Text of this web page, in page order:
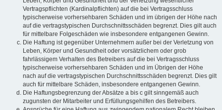
Vertragspflichten (Kardinalpflichten) auf die bei Vertragsschluss
typischerweise vorhersehbaren Schäden und im übrigen der Höhe nach
auf die vertragstypischen Durchschnittsschäden begrenzt. Dies gilt auch
für mittelbare Folgeschäden wie insbesondere entgangenen Gewinn.
Die Haftung ist gegenüber Unternehmern außer bei der Verletzung von
Leben, Körper und Gesundheit oder vorsätzlichem oder grob
fahrlässigem Verhalten des Betreibers auf die bei Vertragsschluss
typischerweise vorhersehbaren Schäden und im Übrigen der Höhe
nach auf die vertragstypischen Durchschnittsschäden begrenzt. Dies gilt
auch für mittelbare Schäden, insbesondere entgangenen Gewinn.
Die Haftungsbegrenzung der Absätze a bis c gilt sinngemäß auch
zugunsten der Mitarbeiter und Erfüllungsgehilfen des Betreibers.